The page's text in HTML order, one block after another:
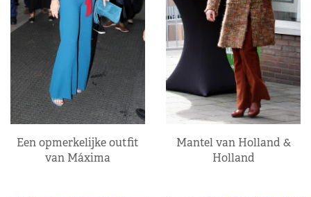
Een opmerkelijke outfit
van Máxima
Mantel van Holland &
Holland